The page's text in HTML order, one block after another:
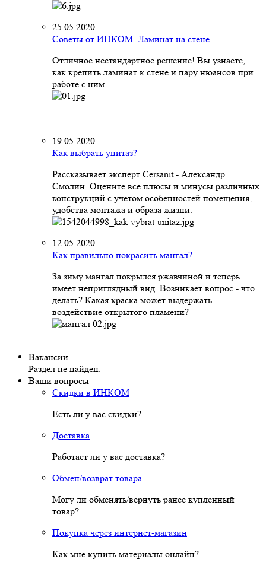
25.05.2020
Советы от ИНКОМ. Ламинат на стене
Отличное нестандартное решение! Вы узнаете,
как крепить ламинат к стене и пару нюансов при
работе с ним.
19.05.2020
Как выбрать унитаз?
Рассказывает эксперт Cersanit - Александр
Смолин. Оцените все плюсы и минусы различных
конструкций с учетом особенностей помещения,
удобства монтажа и образа жизни.
12.05.2020
Как правильно покрасить мангал?
За зиму мангал покрылся ржавчиной и теперь
имеет неприглядный вид. Возникает вопрос - что
делать? Какая краска может выдержать
воздействие открытого пламени?
Вакансии
Раздел не найден.
Ваши вопросы
Скидки в ИНКОМ
Есть ли у вас скидки?
Доставка
Работает ли у вас доставка?
Обмен/возврат товара
Могу ли обменять/вернуть ранее купленный
товар?
Покупка через интернет-магазин
Как мне купить материалы онлайн?